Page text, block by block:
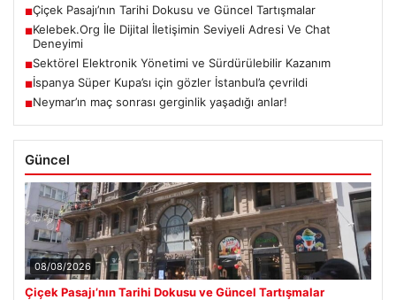
■Çiçek Pasajı’nın Tarihi Dokusu ve Güncel Tartışmalar
■Kelebek.Org İle Dijital İletişimin Seviyeli Adresi Ve Chat
Deneyimi
■Sektörel Elektronik Yönetimi ve Sürdürülebilir Kazanım
■İspanya Süper Kupa’sı için gözler İstanbul’a çevrildi
■Neymar’ın maç sonrası gerginlik yaşadığı anlar!
Güncel
08/08/2026
Çiçek Pasajı’nın Tarihi Dokusu ve Güncel Tartışmalar